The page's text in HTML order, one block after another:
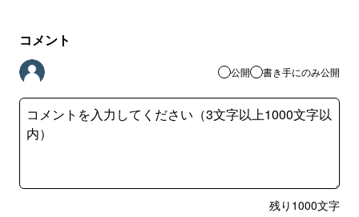
コメント
公開 書き手にのみ公開
残り 1000文字